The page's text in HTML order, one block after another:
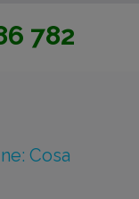
782
Cosa